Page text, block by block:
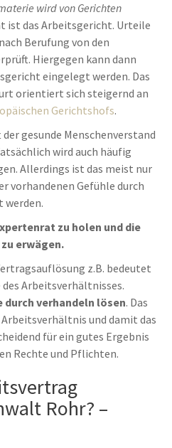
wird von Gerichten
ist das Arbeitsgericht. Urteile
Berufung von den
Hiergegen kann dann
eingelegt werden. Das
orientiert sich steigernd an
Gerichtshofs.
gesunde Menschenverstand
wird auch häufig
Allerdings ist das meist nur
vorhandenen Gefühle durch
werden.
zu holen und die
erwägen.
z.B. bedeutet
Arbeitsverhältnisses.
verhandeln lösen. Das
und damit das
für ein gutes Ergebnis
Rechte und Pflichten.
Rohr? –